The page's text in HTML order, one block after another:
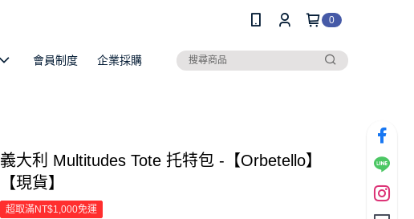
0
會員制度 企業採購
義大利 Multitudes Tote 托特包 -【Orbetello】
【現貨】
超取滿NT$1,000免運